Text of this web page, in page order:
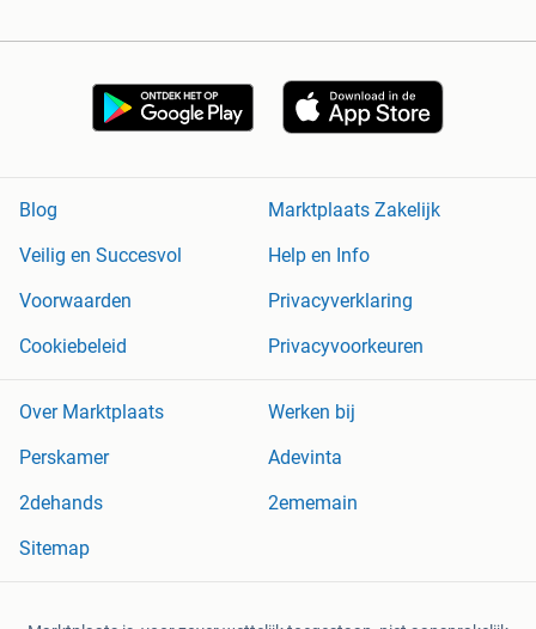
Blog
Marktplaats Zakelijk
Veilig en Succesvol
Help en Info
Voorwaarden
Privacyverklaring
Cookiebeleid
Privacyvoorkeuren
Over Marktplaats
Werken bij
Perskamer
Adevinta
2dehands
2ememain
Sitemap